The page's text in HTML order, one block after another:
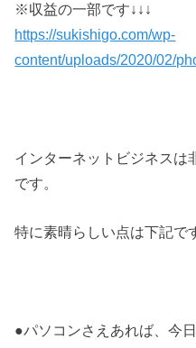
※収益の一部です↓↓↓
https://sukishigo.com/wp-
content/uploads/2020/02/
インターネットビジネスは
です。
特に素晴らしい点は下記で
●パソコンさえあれば、今